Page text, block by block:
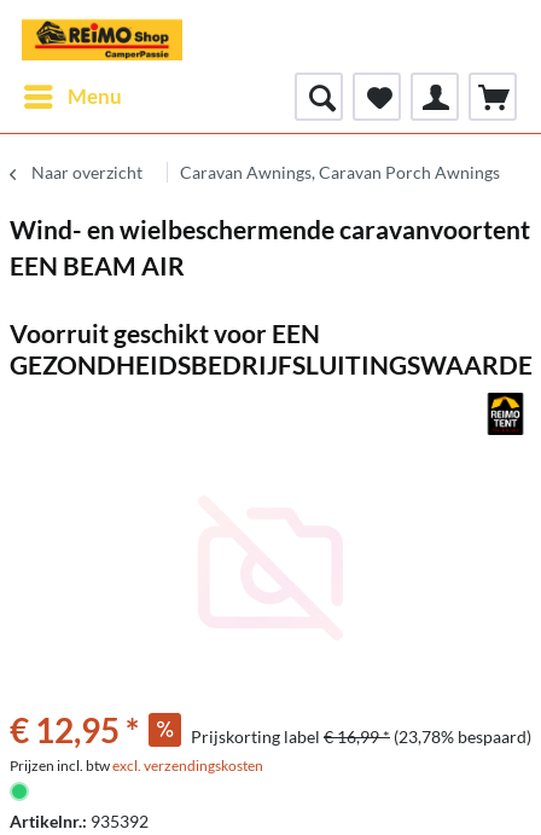
Menu
Naar overzicht Caravan Awnings, Caravan Porch Awnings
Wind- en wielbeschermende caravanvoortent
EEN BEAM AIR
Voorruit geschikt voor EEN
GEZONDHEIDSBEDRIJFSLUITINGSWAARDE
€ 12,95 * Prijskorting label € 16,99 * (23,78% bespaard)
Prijzen incl. btwexcl. verzendingskosten
Artikelnr.: 935392